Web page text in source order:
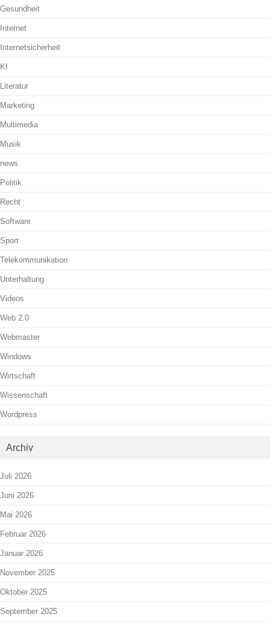
Gesundheit
Internet
Internetsicherheit
KI
Literatur
Marketing
Multimedia
Musik
news
Politik
Recht
Software
Sport
Telekommunikation
Unterhaltung
Videos
Web 2.0
Webmaster
Windows
Wirtschaft
Wissenschaft
Wordpress
Archiv
Juli 2026
Juni 2026
Mai 2026
Februar 2026
Januar 2026
November 2025
Oktober 2025
September 2025